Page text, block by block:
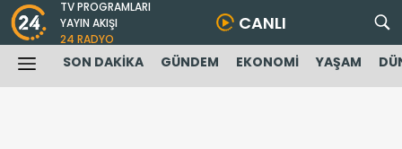
TV PROGRAMLARI
YAYIN AKIŞI
24 RADYO
CANLI
SON DAKİKA GÜNDEM EKONOMİ YAŞAM